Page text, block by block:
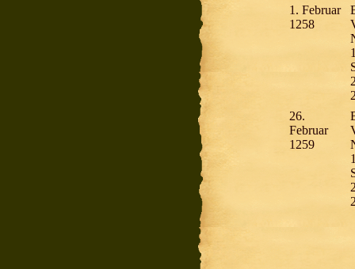
1. Februar
1258
26.
Februar
1259